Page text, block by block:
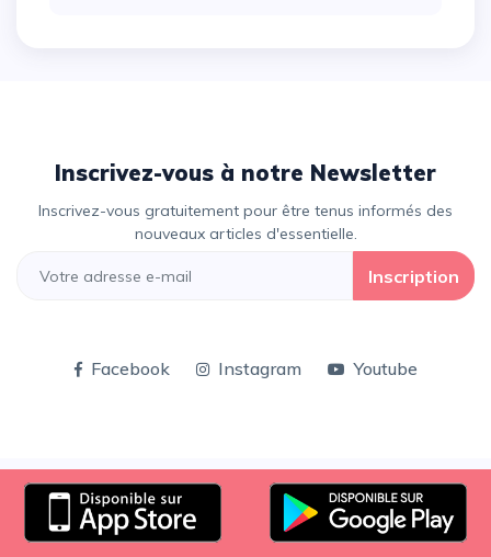
Inscrivez-vous à notre Newsletter
Inscrivez-vous gratuitement pour être tenus informés des
nouveaux articles d'essentielle.
Inscription
Facebook Instagram Youtube